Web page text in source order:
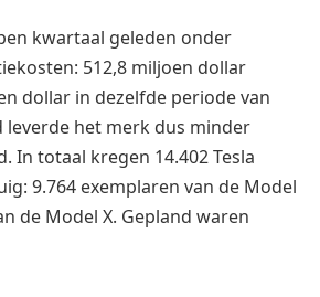
kwartaal geleden onder
512,8 miljoen dollar
dollar in dezelfde periode van
leverde het merk dus minder
In totaal kregen 14.402 Tesla
9.764 exemplaren van de Model
de Model X. Gepland waren